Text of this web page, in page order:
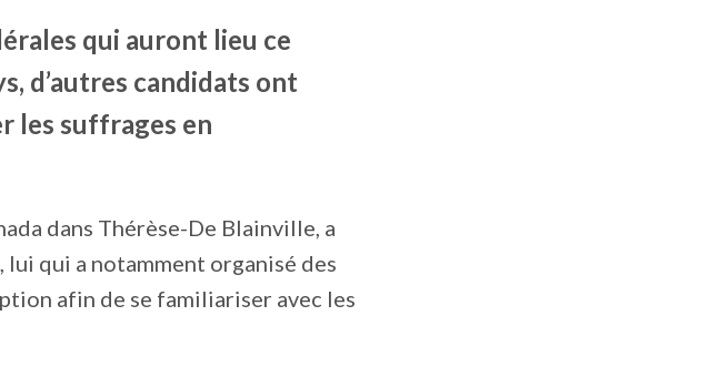
qui auront lieu ce
d’autres candidats ont
les suffrages en
dans Thérèse-De Blainville, a
qui a notamment organisé des
afin de se familiariser avec les